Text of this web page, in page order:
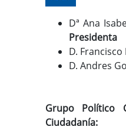
Fiestas
Dª Ana
Presidenta
D.
D. Andres
Grupo Político
Ciudadanía: